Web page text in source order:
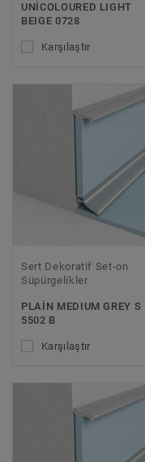
UNICOLOURED LIGHT
BEIGE 0728
Karşılaştır
Sert Dekoratif Set-on
Süpürgelikler
PLAIN MEDIUM GREY S
5502 B
Karşılaştır